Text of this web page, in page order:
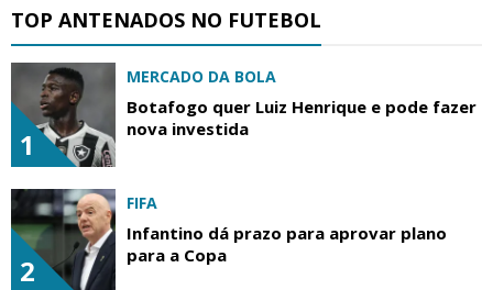
TOP ANTENADOS NO FUTEBOL
1
MERCADO DA BOLA
Botafogo quer Luiz Henrique e pode fazer
nova investida
2
FIFA
Infantino dá prazo para aprovar plano
para a Copa